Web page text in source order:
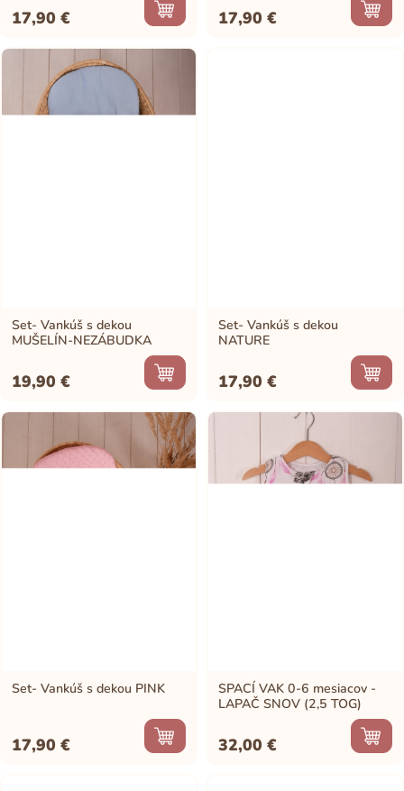
17,90€ 17,90€
Set- Vankúš s dekou
MUŠELÍN-NEZÁBUDKA
19,90€
Set- Vankúš s dekou
NATURE
17,90€
Set- Vankúš s dekou PINK
17,90€
SPACÍ VAK 0-6 mesiacov -
LAPAČ SNOV (2,5 TOG)
32,00€